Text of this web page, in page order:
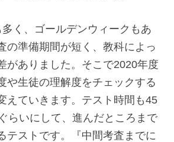
多く、ゴールデンウィークもあ
の準備期間が短く、教科によっ
がありました。そこで2020年度
や生徒の理解度をチェックする
えていきます。テスト時間も45
らいにして、進んだところまで
テストです。『中間考査までに